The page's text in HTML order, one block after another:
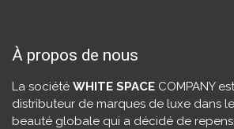
À propos de nous
La société WHITE SPACE COMPANY
distributeur de marques de luxe dans
beauté globale qui a décidé de